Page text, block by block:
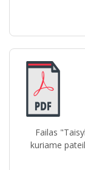
Failas
kuriame